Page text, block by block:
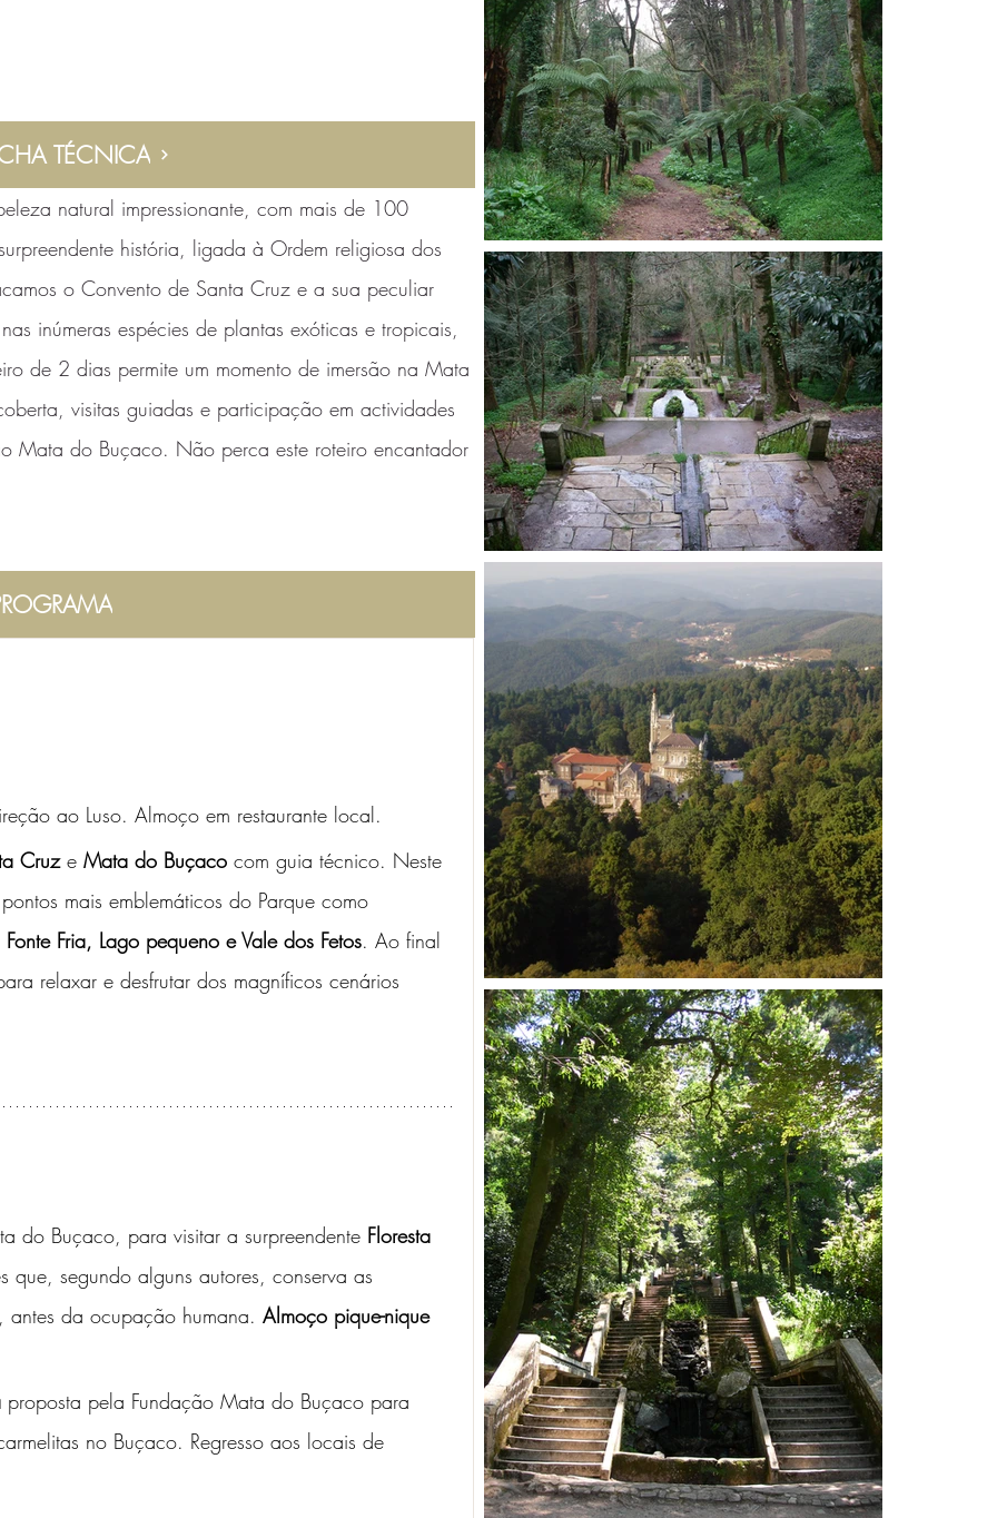
TÉCNICA
natural impressionante, com mais de 100
história, ligada à Ordem religiosa dos
o Convento de Santa Cruz e a sua peculiar
inúmeras espécies de plantas exóticas e tropicais,
de 2 dias permite um momento de imersão na Mata
visitas guiadas e participação em actividades
Mata do Buçaco. Não perca este roteiro encantador
ao Luso. Almoço em restaurante local.
Cruz e Mata do Buçaco com guia técnico. Neste
mais emblemáticos do Parque como
Fria, Lago pequeno e Vale dos Fetos. Ao final
relaxar e desfrutar dos magníficos cenários
do Buçaco, para visitar a surpreendente Floresta
que, segundo alguns autores, conserva as
antes da ocupação humana. Almoço pique-nique
proposta pela Fundação Mata do Buçaco para
no Buçaco. Regresso aos locais de